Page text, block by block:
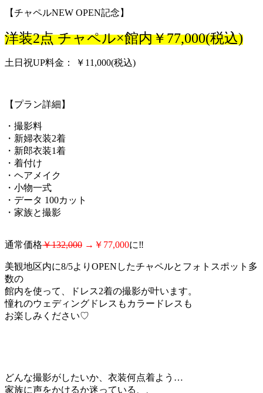
【チャペルNEW OPEN記念】
洋装2点 チャペル×館内￥77,000(税込)
土日祝UP料金： ￥11,000(税込)
【プラン詳細】
・撮影料
・新婦衣装2着
・新郎衣装1着
・着付け
・ヘアメイク
・小物一式
・データ 100カット
・家族と撮影
通常価格￥132,000 →￥77,000に‼
美観地区内に8/5よりOPENしたチャペルとフォトスポット多
数の
館内を使って、ドレス2着の撮影が叶います。
憧れのウェディングドレスもカラードレスも
お楽しみください♡
どんな撮影がしたいか、衣装何点着よう…
家族に声をかけるか迷っている、、